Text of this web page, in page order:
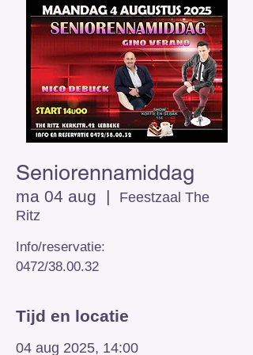
Seniorennamiddag
ma 04 aug
  |
Feestzaal The
Ritz
Info/reservatie:
0472/38.00.32
Tijd en locatie
04 aug 2025, 14:00